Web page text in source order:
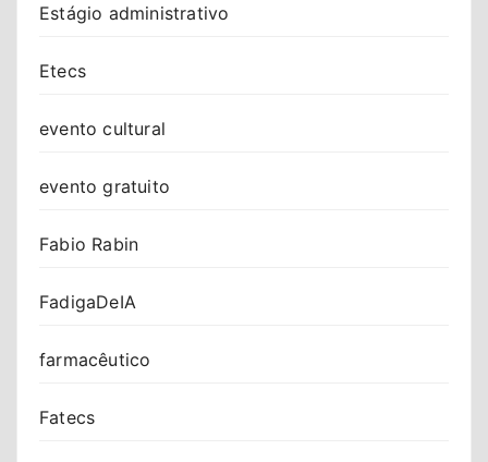
Estágio administrativo
Etecs
evento cultural
evento gratuito
Fabio Rabin
FadigaDeIA
farmacêutico
Fatecs